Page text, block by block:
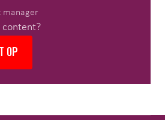
manager
OP